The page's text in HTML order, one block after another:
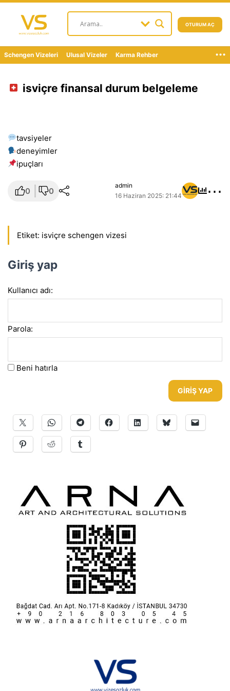
OTURUM AÇ
Schengen Vizeleri Ulusal Vizeler Karma Rehber ...
isviçre finansal durum belgeleme
tavsiyeler
deneyimler
i̇puçları
0 0
admin
16 Haziran 2025: 21:44
⋯
Etiket: isviçre schengen vizesi
Giriş yap
Kullanıcı adı:
Parola:
Beni hatırla
GIRIŞ YAP